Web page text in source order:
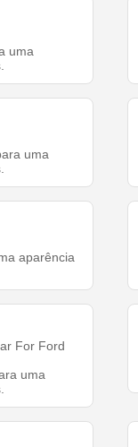
uma
uma
aparência
For Ford
uma